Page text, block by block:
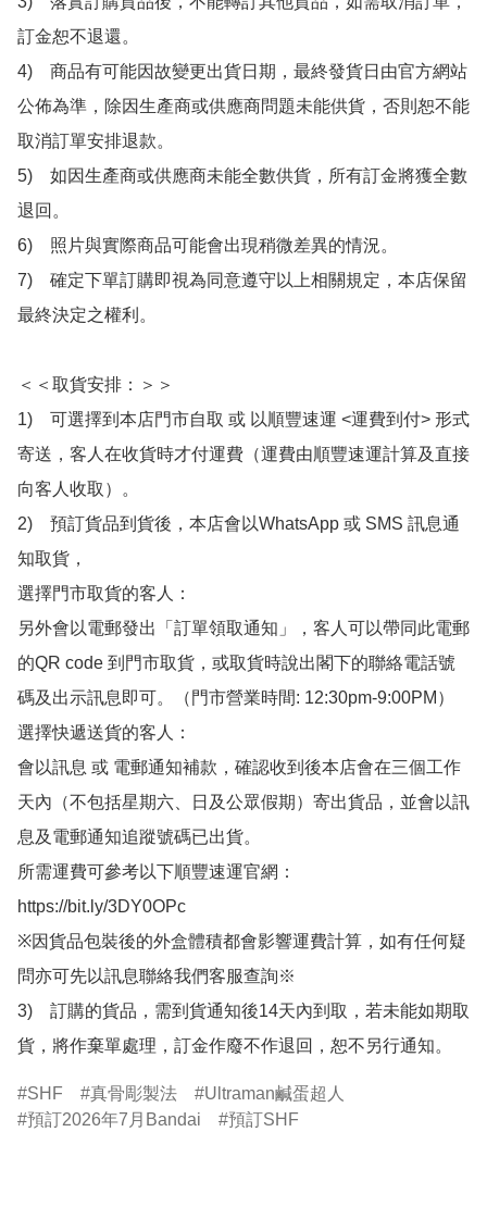
訂金恕不退還。
4)　商品有可能因故變更出貨日期，最終發貨日由官方網站
公佈為準，除因生產商或供應商問題未能供貨，否則恕不能
取消訂單安排退款。
5)　如因生產商或供應商未能全數供貨，所有訂金將獲全數
退回。
6)　照片與實際商品可能會出現稍微差異的情況。
7)　確定下單訂購即視為同意遵守以上相關規定，本店保留
最終決定之權利。
＜＜取貨安排：＞＞
1)　可選擇到本店門市自取 或 以順豐速運 <運費到付> 形式
寄送，客人在收貨時才付運費（運費由順豐速運計算及直接
向客人收取）。
2)　預訂貨品到貨後，本店會以WhatsApp 或 SMS 訊息通
知取貨，
選擇門市取貨的客人：
另外會以電郵發出「訂單領取通知」，客人可以帶同此電郵
的QR code 到門市取貨，或取貨時說出閣下的聯絡電話號
碼及出示訊息即可。（門市營業時間: 12:30pm-9:00PM）
選擇快遞送貨的客人：
會以訊息 或 電郵通知補款，確認收到後本店會在三個工作
天內（不包括星期六、日及公眾假期）寄出貨品，並會以訊
息及電郵通知追蹤號碼已出貨。
所需運費可參考以下順豐速運官網：
https://bit.ly/3DY0OPc
※因貨品包裝後的外盒體積都會影響運費計算，如有任何疑
問亦可先以訊息聯絡我們客服查詢※
3)　訂購的貨品，需到貨通知後14天內到取，若未能如期取
貨，將作棄單處理，訂金作廢不作退回，恕不另行通知。
SHF 真骨彫製法
Ultraman鹹蛋超人
預訂2026年7月Bandai
預訂SHF